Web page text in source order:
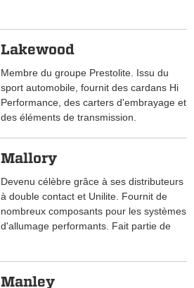
Lakewood
Membre du groupe Prestolite. Issu du
sport automobile, fournit des cardans Hi
Performance, des carters d'embrayage et
des éléments de transmission.
Mallory
Devenu célèbre grâce à ses distributeurs
à double contact et Unilite. Fournit de
nombreux composants pour les systèmes
d'allumage performants. Fait partie de
Manley